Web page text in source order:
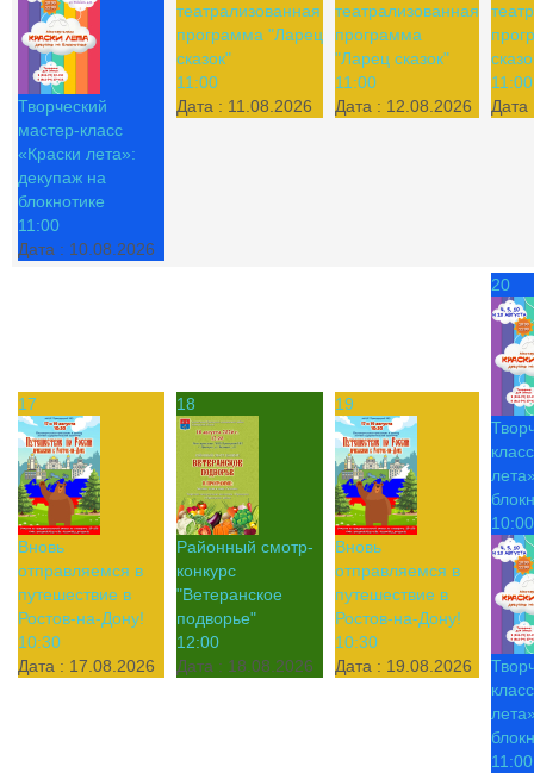
Творческий
мастер-класс
«Краски лета»:
декупаж на
блокнотике
11:00
Дата : 10.08.2026
театрализованная
программа "Ларец
сказок"
11:00
Дата : 11.08.2026
театрализованная
программа
"Ларец сказок"
11:00
Дата : 12.08.2026
11:00
17
Вновь
отправляемся в
путешествие в
Ростов-на-Дону!
10:30
Дата : 17.08.2026
18
Районный смотр-
конкурс
"Ветеранское
подворье"
12:00
Дата : 18.08.2026
19
Вновь
отправляемся в
путешествие в
Ростов-на-Дону!
10:30
Дата : 19.08.2026
20
10:00
11:00